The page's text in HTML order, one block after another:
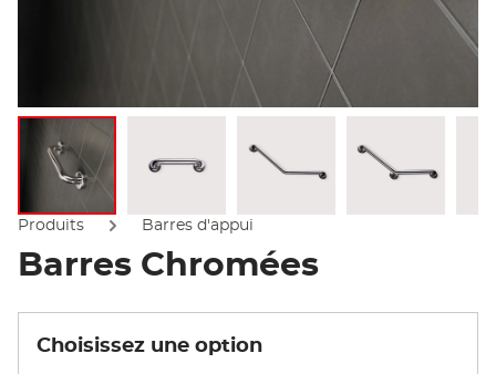
Afficher l'imageAfficher l'image
Produits Barres d'appui
Barres Chromées
Choisissez une option